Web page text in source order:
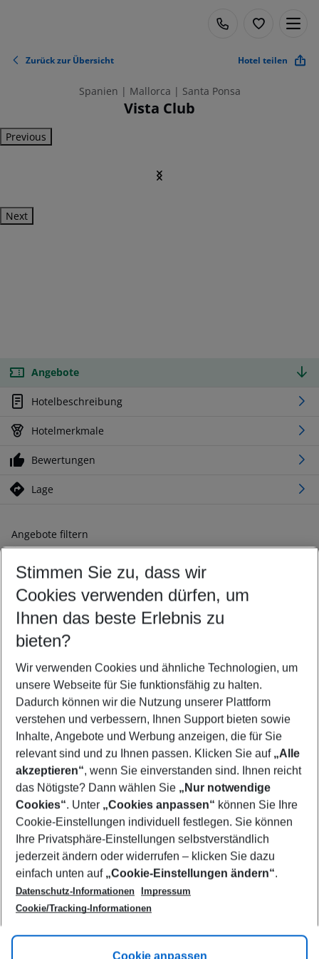
Zurück zur Übersicht Hotel teilen
Spanien | Mallorca | Santa Ponsa
Vista Club
Previous
Next
Angebote
Hotelbeschreibung
Hotelmerkmale
Bewertungen
Lage
Angebote filtern
Ändern Sie Ihre Kriterien nach Ihren Wünschen
Abflughafen wählen
Beliebiger Abflughafen
Reisezeitraum wählen
11.08.26– 09.08.27 5-8 Nächte
2 Erwachsene Keine Kinder
Mehr Filter anzeigen
Footer
Footer navigation
Über uns
AGB
Cookie-Einstellungen ändern
Cookie-Richtlinie
Datenschutz
Service & Hilfe
Barrierefreies Reisen
Check-in
Flugbeschränkungen
Folgen Sie uns
Stimmen Sie zu, dass wir
Cookies verwenden dürfen, um
Ihnen das beste Erlebnis zu
bieten?
Wir verwenden Cookies und ähnliche Technologien, um
unsere Webseite für Sie funktionsfähig zu halten.
Dadurch können wir die Nutzung unserer Plattform
verstehen und verbessern, Ihnen Support bieten sowie
Inhalte, Angebote und Werbung anzeigen, die für Sie
relevant sind und zu Ihnen passen. Klicken Sie auf „Alle
akzeptieren“, wenn Sie einverstanden sind. Ihnen reicht
das Nötigste? Dann wählen Sie „Nur notwendige
Cookies“. Unter „Cookies anpassen“ können Sie Ihre
Cookie-Einstellungen individuell festlegen. Sie können
Ihre Privatsphäre-Einstellungen selbstverständlich
jederzeit ändern oder widerrufen – klicken Sie dazu
einfach unten auf „Cookie-Einstellungen ändern“.
Datenschutz-Informationen
Impressum
Cookie/Tracking-Informationen
Cookie anpassen